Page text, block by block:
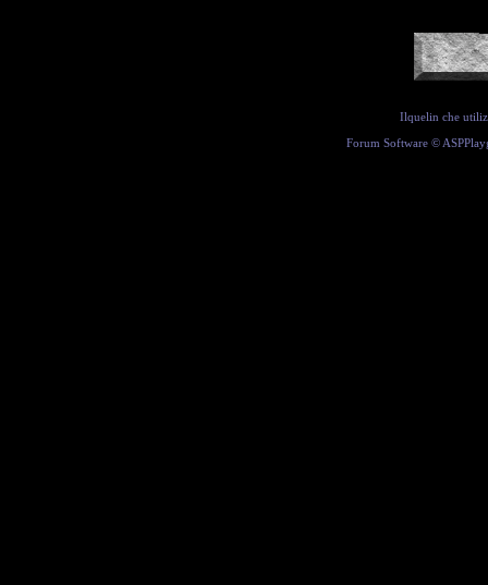
Ilquelin che
Forum Software ©